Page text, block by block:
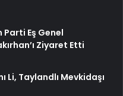
Parti Eş Genel
Ziyaret Etti
Li, Taylandlı Mevkidaşı